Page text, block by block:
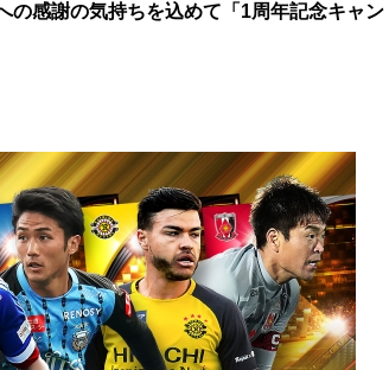
の感謝の気持ちを込めて「1周年記念キャン